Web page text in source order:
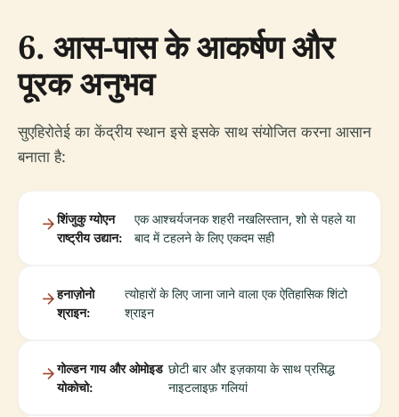
6. आस-पास के आकर्षण और
पूरक अनुभव
सुएहिरोतेई का केंद्रीय स्थान इसे इसके साथ संयोजित करना आसान
बनाता है:
शिंजुकु ग्योएन
राष्ट्रीय उद्यान:
एक आश्चर्यजनक शहरी नखलिस्तान, शो से पहले या
बाद में टहलने के लिए एकदम सही
हनाज़ोनो
श्राइन:
त्योहारों के लिए जाना जाने वाला एक ऐतिहासिक शिंटो
श्राइन
गोल्डन गाय और ओमोइड
योकोचो:
छोटी बार और इज़काया के साथ प्रसिद्ध
नाइटलाइफ़ गलियां